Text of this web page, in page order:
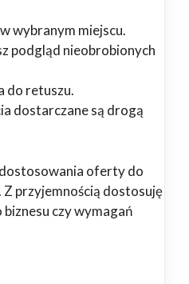
wybranym miejscu.
podgląd nieobrobionych
do retuszu.
dostarczane są drogą
oferty do
przyjemnością dostosuję
czy wymagań